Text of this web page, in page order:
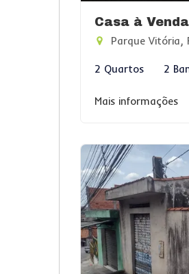
Casa à
Parque Vitória,
2 Quartos 2
Mais informações